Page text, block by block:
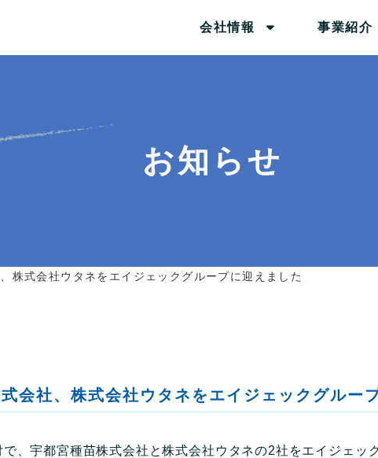
会社情報 事業紹介
お知らせ
株式会社ウタネをエイジェックグループに迎えました
会社、株式会社ウタネをエイジェックグルー
、宇都宮種苗株式会社と株式会社ウタネの2社をエイジェッ